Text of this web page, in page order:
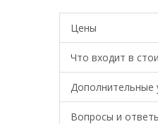
Цены
Что входит в
Дополнительные
Вопросы и